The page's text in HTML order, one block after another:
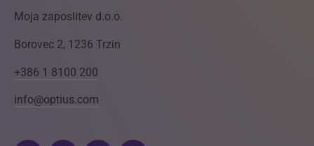
Moja zaposlitev d.o.o.
Borovec 2, 1236 Trzin
+386 1 8100 200
info@optius.com